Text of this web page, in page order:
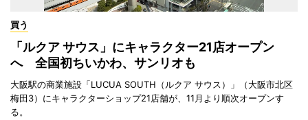
買う
「ルクア サウス」にキャラクター21店オープン
へ 全国初ちいかわ、サンリオも
大阪駅の商業施設「LUCUA SOUTH（ルクア サウス）」（大阪市北区
梅田3）にキャラクターショップ21店舗が、11月より順次オープンす
る。